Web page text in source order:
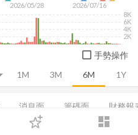
dashboard
登入
1M 3M 6M 1Y
2026/05/28 2026/07/16
2K
4K
6K
8K
手勢操作
消息面 籌碼面 財務報
股利政策